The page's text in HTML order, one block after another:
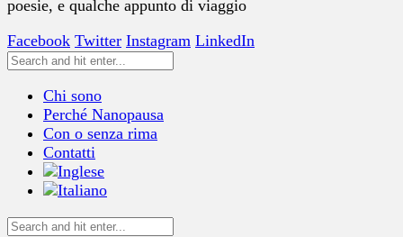
poesie, e qualche appunto di viaggio
Facebook Twitter Instagram LinkedIn
Chi sono
Perché Nanopausa
Con o senza rima
Contatti